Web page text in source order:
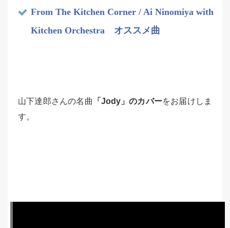
From The Kitchen Corner / Ai Ninomiya with
Kitchen Orchestra オススメ曲
山下達郎さんの名曲 「Jody」のカバーをお届けしま
す。